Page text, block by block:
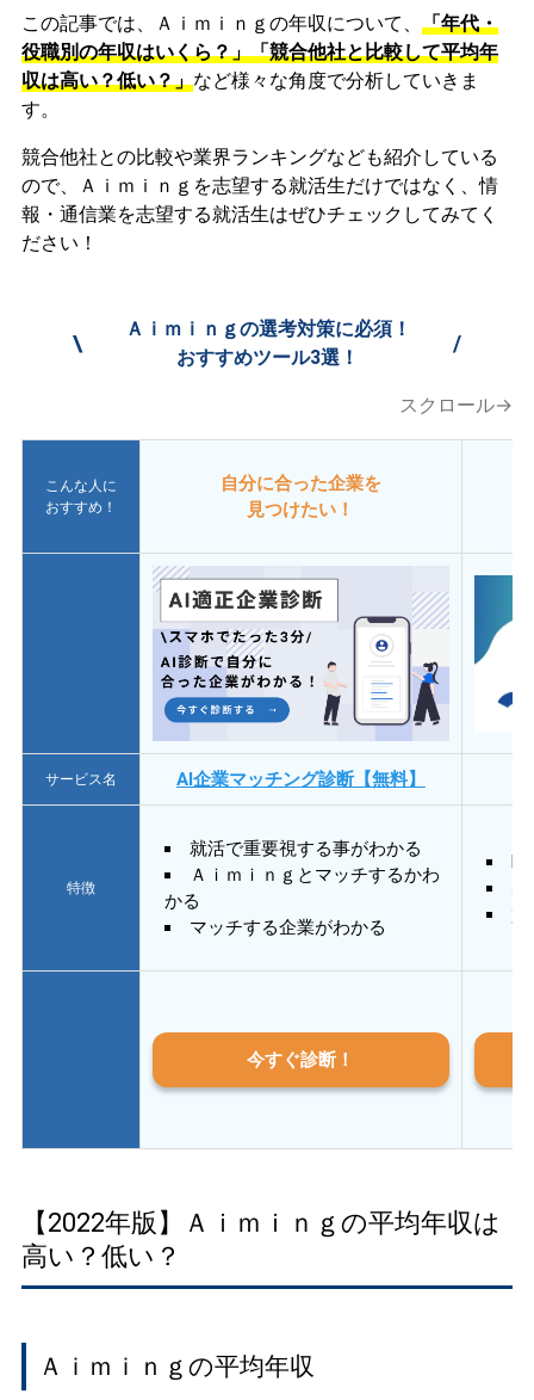
この記事では、Ａｉｍｉｎｇの年収について、 「年代・
役職別の年収はいくら？」「競合他社と比較して平均年
収は高い？低い？」など様々な角度で分析していきま
す。
競合他社との比較や業界ランキングなども紹介している
ので、Ａｉｍｉｎｇを志望する就活生だけではなく、情
報・通信業を志望する就活生はぜひチェックしてみてく
ださい！
\
Ａｉｍｉｎｇの選考対策に必須！
おすすめツール3選！
/
スクロール→
こんな人に
おすすめ！
自分に合った企業を
見つけたい！
サービス名 AI企業マッチング診断【無料】
特徴
就活で重要視する事がわかる
Ａｉｍｉｎｇとマッチするかわ
かる
マッチする企業がわかる
質
今すぐ診断！
【2022年版】Ａｉｍｉｎｇの平均年収は
高い？低い？
Ａｉｍｉｎｇの平均年収